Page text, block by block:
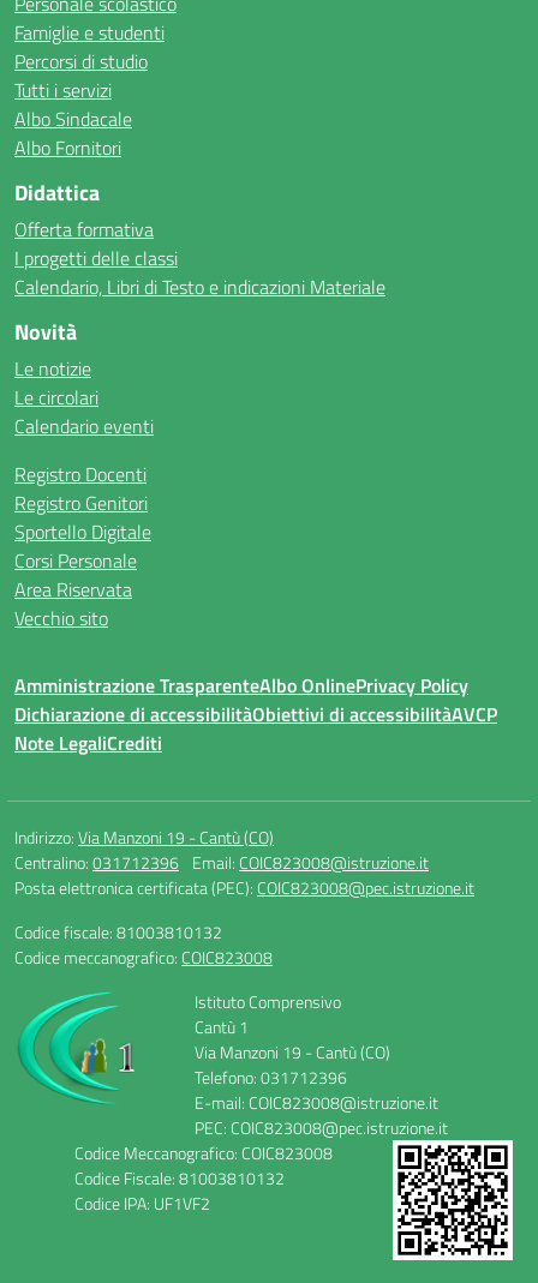
Famiglie e studenti
Percorsi di studio
Tutti i servizi
Albo Sindacale
Albo Fornitori
Didattica
Offerta formativa
I progetti delle classi
Calendario, Libri di Testo e indicazioni Materiale
Novità
Le notizie
Le circolari
Calendario eventi
Registro Docenti
Registro Genitori
Sportello Digitale
Corsi Personale
Area Riservata
Vecchio sito
Amministrazione TrasparenteAlbo OnlinePrivacy Policy
Dichiarazione di accessibilitàObiettivi di accessibilitàAVCP
Note LegaliCrediti
Indirizzo:Via Manzoni 19 - Cantù (CO)
Centralino:031712396 Email: COIC823008@istruzione.it
Posta elettronica certificata (PEC): COIC823008@pec.istruzione.it
Codice fiscale: 81003810132
Codice meccanografico: COIC823008
Istituto Comprensivo
Cantù 1
Via Manzoni 19 - Cantù (CO)
Telefono: 031712396
E-mail: COIC823008@istruzione.it
PEC: COIC823008@pec.istruzione.it
Codice Meccanografico: COIC823008
Codice Fiscale: 81003810132
Codice IPA: UF1VF2